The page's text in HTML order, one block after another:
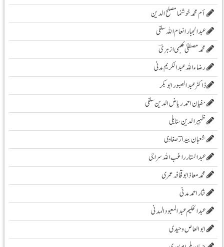
أم محمد خوشنما مصلح الدین
عبدالجبار انعام اللہ سلفی
محمد مصطفیٰ کعبی ازہریؔ
رضاء اللہ عبد الکریم مدنی
ڈاکٹر عبد الصبور ابو بکر
سفیان احمد ریاض الدین سلفی
ظہیرالدین سنابلی
شعبان بیدارؔ صفاوی
عبدالستار راغب اللہ سراجی
محمدمعاذابوقحافہ عمری
نثار احمد مدنی
عبدالحکیم عبدالمعبودالمدنی
ابو العاص وحیدی